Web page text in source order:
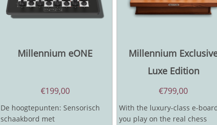
Millennium eONE
€199,00
De hoogtepunten: Sensorisch
schaakbord met
Millennium
Luxe Edition
€799,00
With the luxury-class e-
you play on the real chess